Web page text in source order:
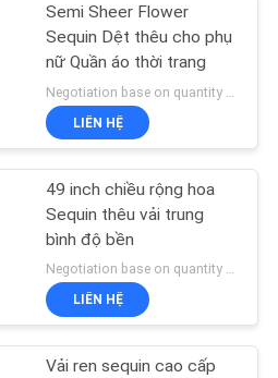
dây
50
3D
47
Semi Sheer Flower
Sequin Dệt thêu cho phụ
nữ Quần áo thời trang
LIÊN HỆ
49 inch chiều rộng hoa
Sequin thêu vải trung
bình độ bền
Negotiation base on quantity MOQ:300Y
LIÊN HỆ
Vải ren sequin cao cấp